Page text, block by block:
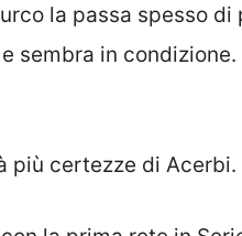
la passa spesso di
sembra in
più certezze di Acerbi.